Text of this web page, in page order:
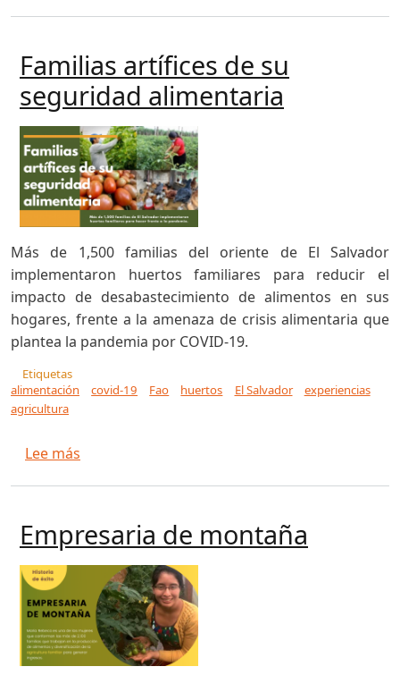
Familias artífices de su
seguridad alimentaria
Más de 1,500 familias del oriente de El Salvador
implementaron huertos familiares para reducir el
impacto de desabastecimiento de alimentos en sus
hogares, frente a la amenaza de crisis alimentaria que
plantea la pandemia por COVID-19.
Etiquetas
alimentación
covid-19 Fao huertos El Salvador
experiencias
agricultura
Lee más
Empresaria de montaña